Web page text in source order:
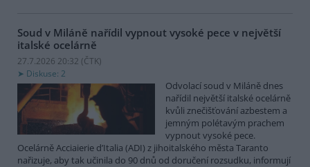
Soud v Miláně nařídil vypnout vysoké pece v největší
italské ocelárně
27.7.2026 20:32 (ČTK)
Diskuse: 2
Odvolací soud v Miláně dnes
nařídil největší italské ocelárně
kvůli znečišťování azbestem a
jemným polétavým prachem
vypnout vysoké pece.
Ocelárně Acciaierie d’Italia (ADI) z jihoitalského města Taranto
nařizuje, aby tak učinila do 90 dnů od doručení rozsudku, informují